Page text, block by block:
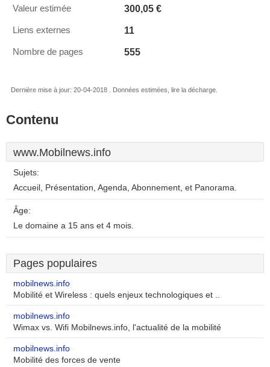
Valeur estimée 300,05 €
Liens externes 11
Nombre de pages 555
Dernière mise à jour: 20-04-2018 . Données estimées, lire la décharge.
Contenu
www.Mobilnews.info
Sujets:
Accueil, Présentation, Agenda, Abonnement, et Panorama.
Âge:
Le domaine a 15 ans et 4 mois.
Pages populaires
mobilnews.info
Mobilité et Wireless : quels enjeux technologiques et ..
mobilnews.info
Wimax vs. Wifi Mobilnews.info, l'actualité de la mobilité
mobilnews.info
Mobilité des forces de vente